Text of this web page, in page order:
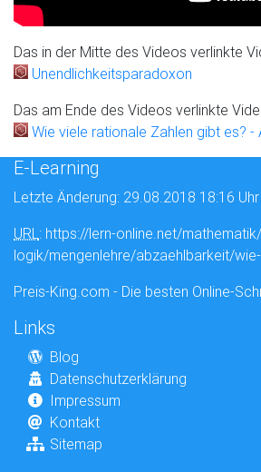
Das in der Mitte des Videos verlinkte
Unendlichkeitsparadoxon
Das am Ende des Videos verlinkte
Wie viele rationale Zahlen gibt es? -
E-Learning
Letzte Änderung: 29.08.2018 18:16 Uhr
URL: https://lern-online.net/
logik/mengenlehre/abzaehlbarkeit/
Preis-King.com - Die besten Online-
Links
Blog
Datenschutzerklärung
Impressum
Kontakt
Sitemap